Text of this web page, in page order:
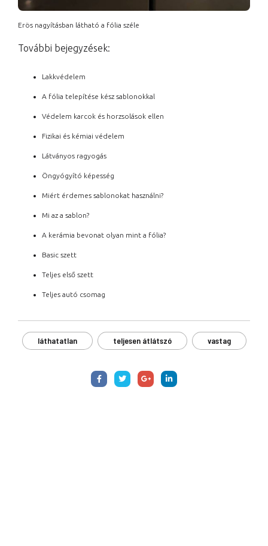
Erös nagyításban látható a fólia széle
További bejegyzések:
Lakkvédelem
A fólia telepítése kész sablonokkal
Védelem karcok és horzsolások ellen
Fizikai és kémiai védelem
Látványos ragyogás
Öngyógyító képesség
Miért érdemes sablonokat használni?
Mi az a sablon?
A kerámia bevonat olyan mint a fólia?
Basic szett
Teljes első szett
Teljes autó csomag
láthatatlan teljesen átlátszó vastag